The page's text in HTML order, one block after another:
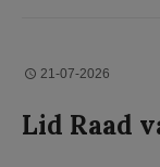
21-07-2026
Lid Raad